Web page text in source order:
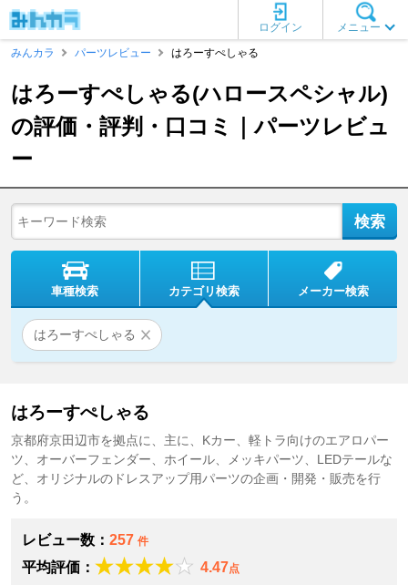
メニュー
ログイン
みんカラ
パーツレビュー はろーすぺしゃる
はろーすぺしゃる(ハロースペシャル)
の評価・評判・口コミ｜パーツレビュ
ー
車種検索 カテゴリ検索 メーカー検索
はろーすぺしゃる
はろーすぺしゃる
京都府京田辺市を拠点に、主に、Kカー、軽トラ向けのエアロパー
ツ、オーバーフェンダー、ホイール、メッキパーツ、LEDテールな
ど、オリジナルのドレスアップ用パーツの企画・開発・販売を行
う。
レビュー数： 257 件
平均評価： 4.47点